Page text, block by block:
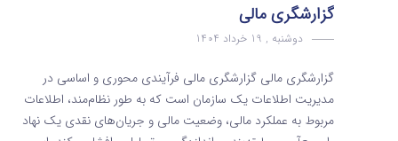
گزارشگری مالی
دوشنبه , 19 خرداد 1404
گزارشگری مالی گزارشگری مالی فرآیندی محوری و اساسی در
مدیریت اطلاعات یک سازمان است که به طور نظام‌مند، اطلاعات
مربوط به عملکرد مالی، وضعیت مالی و جریان‌های نقدی یک نهاد